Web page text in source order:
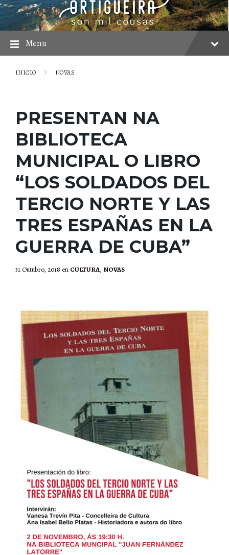
Skip
to
content
Skip
to
main
navigation
Skip
to
footer
Menu
INICIO NOVAS
PRESENTAN NA
BIBLIOTECA
MUNICIPAL O LIBRO
“LOS SOLDADOS DEL
TERCIO NORTE Y LAS
TRES ESPAÑAS EN LA
GUERRA DE CUBA”
31 Outubro, 2018 en CULTURA, NOVAS